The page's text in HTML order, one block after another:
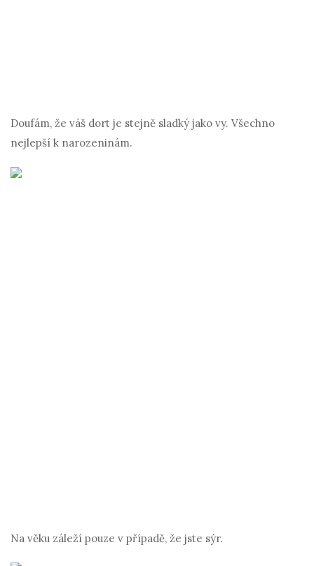
Doufám, že váš dort je stejně sladký jako vy. Všechno
nejlepší k narozeninám.
Na věku záleží pouze v případě, že jste sýr.